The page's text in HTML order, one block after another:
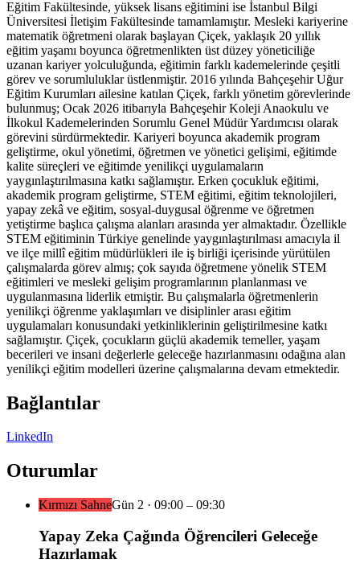
Eğitim Fakültesinde, yüksek lisans eğitimini ise İstanbul Bilgi
Üniversitesi İletişim Fakültesinde tamamlamıştır. Mesleki kariyerine
matematik öğretmeni olarak başlayan Çiçek, yaklaşık 20 yıllık
eğitim yaşamı boyunca öğretmenlikten üst düzey yöneticiliğe
uzanan kariyer yolculuğunda, eğitimin farklı kademelerinde çeşitli
görev ve sorumluluklar üstlenmiştir. 2016 yılında Bahçeşehir Uğur
Eğitim Kurumları ailesine katılan Çiçek, farklı yönetim görevlerinde
bulunmuş; Ocak 2026 itibarıyla Bahçeşehir Koleji Anaokulu ve
İlkokul Kademelerinden Sorumlu Genel Müdür Yardımcısı olarak
görevini sürdürmektedir. Kariyeri boyunca akademik program
geliştirme, okul yönetimi, öğretmen ve yönetici gelişimi, eğitimde
kalite süreçleri ve eğitimde yenilikçi uygulamaların
yaygınlaştırılmasına katkı sağlamıştır. Erken çocukluk eğitimi,
akademik program geliştirme, STEM eğitimi, eğitim teknolojileri,
yapay zekâ ve eğitim, sosyal-duygusal öğrenme ve öğretmen
yetiştirme başlıca çalışma alanları arasında yer almaktadır. Özellikle
STEM eğitiminin Türkiye genelinde yaygınlaştırılması amacıyla il
ve ilçe millî eğitim müdürlükleri ile iş birliği içerisinde yürütülen
çalışmalarda görev almış; çok sayıda öğretmene yönelik STEM
eğitimleri ve mesleki gelişim programlarının planlanması ve
uygulanmasına liderlik etmiştir. Bu çalışmalarla öğretmenlerin
yenilikçi öğrenme yaklaşımları ve disiplinler arası eğitim
uygulamaları konusundaki yetkinliklerinin geliştirilmesine katkı
sağlamıştır. Çiçek, çocukların güçlü akademik temeller, yaşam
becerileri ve insani değerlerle geleceğe hazırlanmasını odağına alan
yenilikçi eğitim modelleri üzerine çalışmalarına devam etmektedir.
Bağlantılar
LinkedIn
Oturumlar
Kırmızı SahneGün 2 · 09:00 – 09:30
Yapay Zeka Çağında Öğrencileri Geleceğe
Hazırlamak